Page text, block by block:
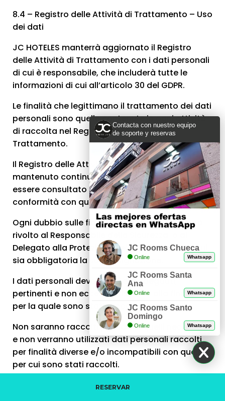
RESERVAR
8.4 – Registro delle Attività di Trattamento – Uso
dei dati
JC HOTELES manterrà aggiornato il Registro
delle Attività di Trattamento con i dati personali
di cui è responsabile, che includerà tutte le
informazioni di cui all’articolo 30 del GDPR.
Le finalità che legittimano il trattamento dei dati
personali sono quelle contenute in ogni attività
di raccolta nel Registro delle Attività di
Trattamento.
Il Registro delle Attività di Trattamento sarà
mantenuto continuamente aggiornato e potrà
essere consultato sul sito web di JC HOTELES, in
conformità con quanto disposto dalla LOPDGDD.
Ogni dubbio sulle finalità del trattamento sarà
rivolto al Responsabile della Sicurezza, o al
Delegato alla Protezione dei Dati, nel caso in cui
sia obbligatoria la sua designazione.
I dati personali devono essere adeguati,
pertinenti e non eccessivi rispetto alla finalità
per la quale sono stati raccolti.
Non saranno raccolti più dati di quelli necessari
e non verranno utilizzati dati personali raccolti
per finalità diverse e/o incompatibili con quelle
per cui sono stati raccolti.
8.5 – Legittimazione per il trattamento dei dati.
Contacta con nuestro equipo
de soporte y reservas
JC Rooms Chueca
Online Whatsapp
JC Rooms Santa
Ana
Online Whatsapp
JC Rooms Santo
Domingo
Online Whatsapp